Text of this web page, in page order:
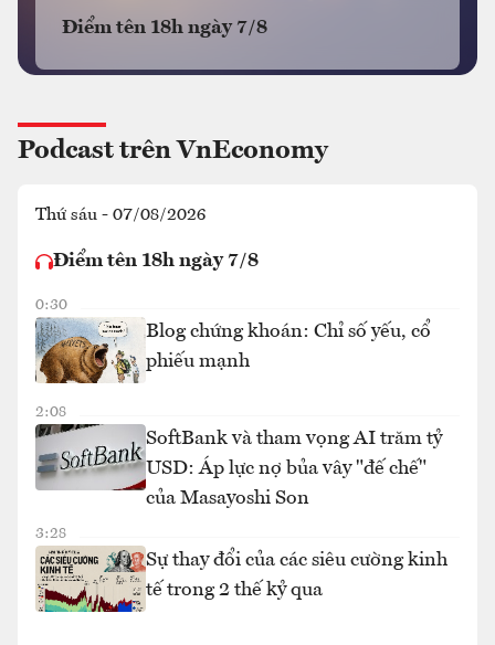
Điểm tên 18h ngày 7/8
Podcast trên VnEconomy
Thứ sáu - 07/08/2026
Điểm tên 18h ngày 7/8
0:30
Blog chứng khoán: Chỉ số yếu, cổ
phiếu mạnh
2:08
SoftBank và tham vọng AI trăm tỷ
USD: Áp lực nợ bủa vây "đế chế"
của Masayoshi Son
3:28
Sự thay đổi của các siêu cường kinh
tế trong 2 thế kỷ qua